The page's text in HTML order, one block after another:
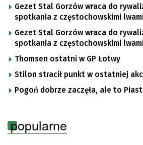
Gezet Stal Gorzów wraca do
spotkania z częstochowskimi
Gezet Stal Gorzów wraca do
spotkania z częstochowskimi
Thomsen ostatni w GP Łotwy
Stilon stracił punkt w ostatniej
Pogoń dobrze zaczęła, ale to
popularne